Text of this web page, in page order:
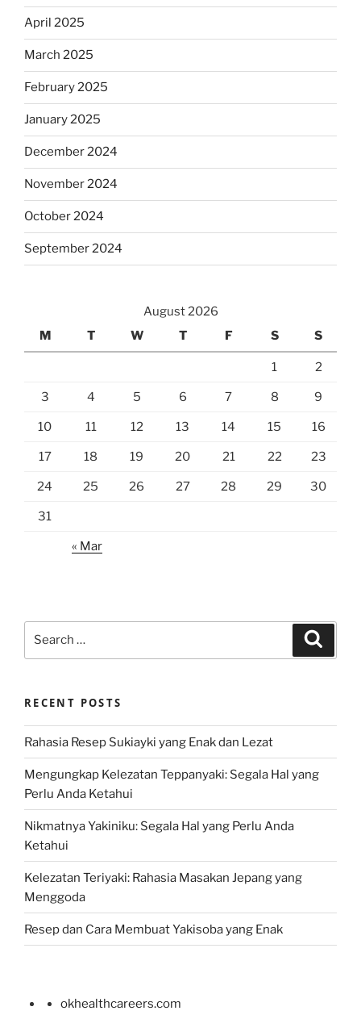
April 2025
March 2025
February 2025
January 2025
December 2024
November 2024
October 2024
September 2024
August 2026
M
T W T F S S
1 2
3 4 5 6 7 8 9
10 11 12 13 14 15 16
17 18 19 20 21 22 23
24 25 26 27 28 29 30
31
« Mar
RECENT POSTS
Rahasia Resep Sukiayki yang Enak dan Lezat
Mengungkap Kelezatan Teppanyaki: Segala Hal yang
Perlu Anda Ketahui
Nikmatnya Yakiniku: Segala Hal yang Perlu Anda
Ketahui
Kelezatan Teriyaki: Rahasia Masakan Jepang yang
Menggoda
Resep dan Cara Membuat Yakisoba yang Enak
okhealthcareers.com